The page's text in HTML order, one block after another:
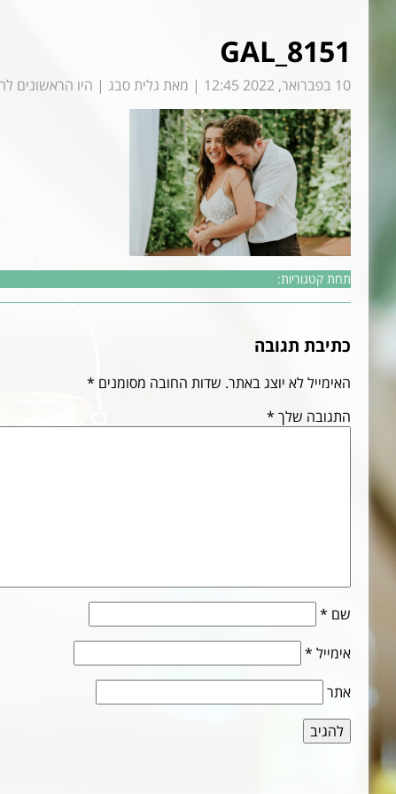
GAL_8151
10 בפברואר, 2022 12:45 | מאת גלית סבג | היו הראשונים
תחת קטגוריות:
כתיבת תגובה
האימייל לא יוצג באתר. שדות החובה מסומנים *
התגובה שלך *
שם *
אימייל *
אתר